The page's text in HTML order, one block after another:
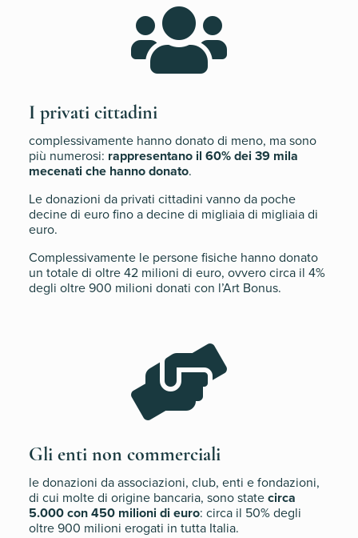

I privati cittadini
complessivamente hanno donato di meno, ma sono
più numerosi: rappresentano il 60% dei 39 mila
mecenati che hanno donato.
Le donazioni da privati cittadini vanno da poche
decine di euro fino a decine di migliaia di migliaia di
euro.
Complessivamente le persone fisiche hanno donato
un totale di oltre 42 milioni di euro, ovvero circa il 4%
degli oltre 900 milioni donati con l’Art Bonus.

Gli enti non commerciali
le donazioni da associazioni, club, enti e fondazioni,
di cui molte di origine bancaria, sono statecirca
5.000 con 450 milioni di euro: circa il 50% degli
oltre 900 milioni erogati in tutta Italia.